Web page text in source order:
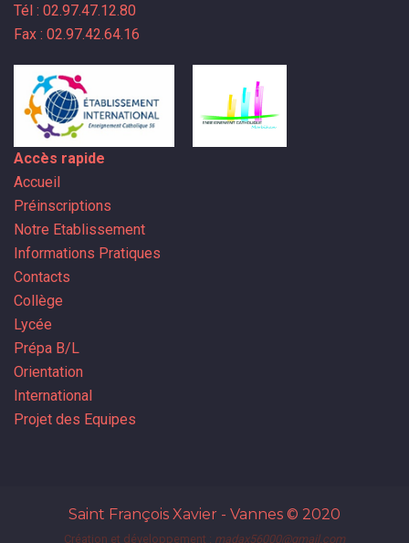
Tél : 02.97.47.12.80
Fax : 02.97.42.64.16
Accès rapide
Accueil
Préinscriptions
Notre Etablissement
Informations Pratiques
Contacts
Collège
Lycée
Prépa B/L
Orientation
International
Projet des Equipes
Saint François Xavier - Vannes © 2020
Création et développement : madax56000@gmail.com